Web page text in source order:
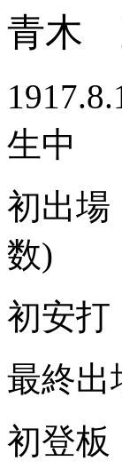
青木
生中
初出
数)
初安
最終出
初登